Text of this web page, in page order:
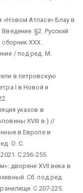
«Новом Атласе» Блау в
§2. Русский
XXХ.
/ под ред. М.
в петровскую
I в Новой и
указов в
XVIII в.) //
в Европе в
О. С.
С.236-255.
дворяне XVII века в
Сб. под ред.
С.207-225.